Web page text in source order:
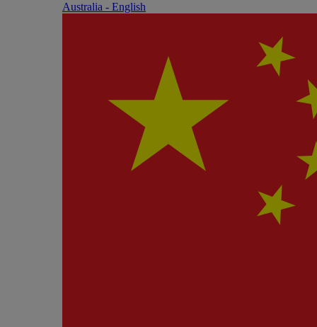
Australia - English